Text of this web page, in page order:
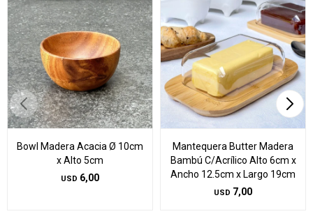
Bowl Madera Acacia Ø 10cm
x Alto 5cm
USD 6,00
Mantequera Butter Madera
Bambú C/Acrílico Alto 6cm x
Ancho 12.5cm x Largo 19cm
USD 7,00